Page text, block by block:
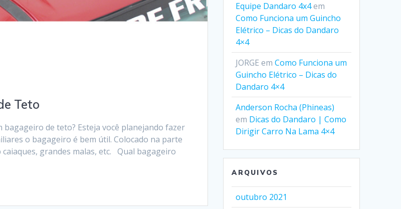
Teto
de teto? Esteja você planejando fazer
o bagageiro é bem útil. Colocado na parte
grandes malas, etc. Qual bagageiro
Equipe Dandaro 4x4em
Como Funciona um Guincho
Elétrico – Dicas do Dandaro
4×4
JORGE emComo Funciona um
Guincho Elétrico – Dicas do
Dandaro 4×4
Anderson Rocha (Phineas)
em Dicas do Dandaro | Como
Dirigir Carro Na Lama 4×4
ARQUIVOS
outubro 2021